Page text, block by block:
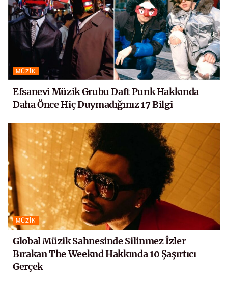
MÜZIK
Efsanevi Müzik Grubu Daft Punk Hakkında
Daha Önce Hiç Duymadığınız 17 Bilgi
MÜZIK
Global Müzik Sahnesinde Silinmez İzler
Bırakan The Weeknd Hakkında 10 Şaşırtıcı
Gerçek